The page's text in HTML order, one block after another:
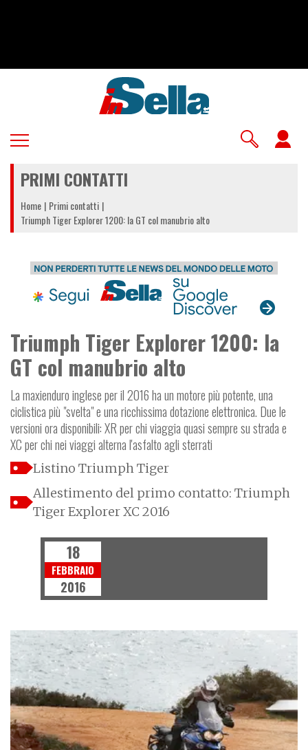
PRIMI CONTATTI
Home Primi contatti
Triumph Tiger Explorer 1200: la GT col manubrio alto
Triumph Tiger Explorer 1200: la
GT col manubrio alto
La maxienduro inglese per il 2016 ha un motore più potente, una
ciclistica più "svelta" e una ricchissima dotazione elettronica. Due le
versioni ora disponibili: XR per chi viaggia quasi sempre su strada e
XC per chi nei viaggi alterna l'asfalto agli sterrati
Listino Triumph Tiger
Allestimento del primo contatto: Triumph
Tiger Explorer XC 2016
18
FEBBRAIO
2016